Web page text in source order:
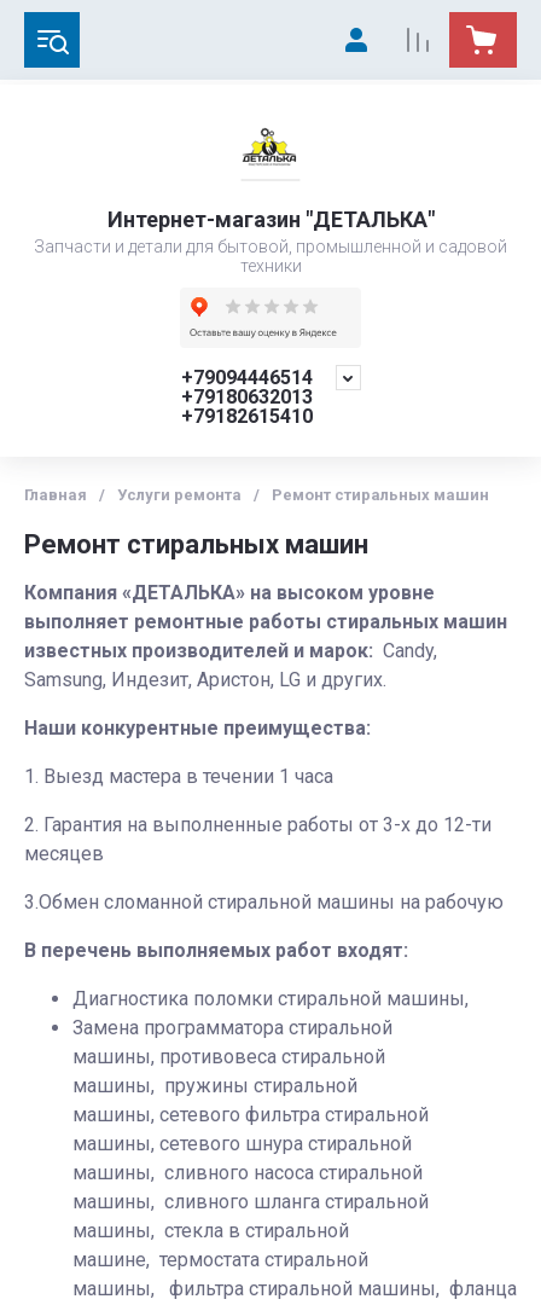
Интернет-магазин "ДЕТАЛЬКА"
Запчасти и детали для бытовой, промышленной и садовой
техники
+79094446514
+79180632013
+79182615410
Главная / Услуги ремонта / Ремонт стиральных машин
Ремонт стиральных машин
Компания «ДЕТАЛЬКА» на высоком уровне
выполняет ремонтные работы стиральных машин
известных производителей и марок: Candy,
Samsung, Индезит, Аристон, LG и других.
Наши конкурентные преимущества:
1. Выезд мастера в течении 1 часа
2. Гарантия на выполненные работы от 3-х до 12-ти
месяцев
3.Обмен сломанной стиральной машины на рабочую
В перечень выполняемых работ входят:
Диагностика поломки стиральной машины,
Замена программатора стиральной
машины, противовеса стиральной
машины, пружины стиральной
машины, сетевого фильтра стиральной
машины, сетевого шнура стиральной
машины, сливного насоса стиральной
машины, сливного шланга стиральной
машины, стекла в стиральной
машине, термостата стиральной
машины, фильтра стиральной машины, фланца